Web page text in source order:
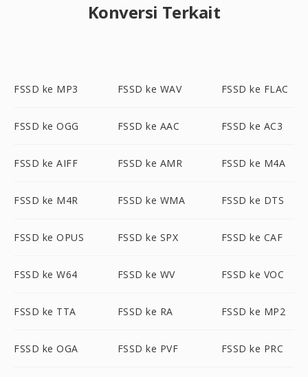
Konversi Terkait
FSSD ke MP3 FSSD ke WAV FSSD ke FLAC
FSSD ke OGG FSSD ke AAC FSSD ke AC3
FSSD ke AIFF FSSD ke AMR FSSD ke M4A
FSSD ke M4R FSSD ke WMA FSSD ke DTS
FSSD ke OPUS FSSD ke SPX FSSD ke CAF
FSSD ke W64 FSSD ke WV FSSD ke VOC
FSSD ke TTA FSSD ke RA FSSD ke MP2
FSSD ke OGA FSSD ke PVF FSSD ke PRC